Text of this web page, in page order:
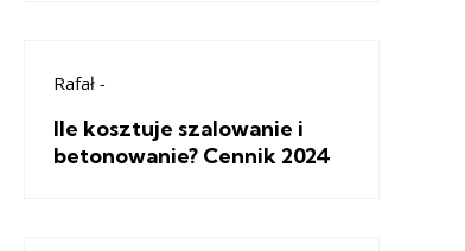
Rafał -
Ile kosztuje szalowanie i
betonowanie? Cennik 2024